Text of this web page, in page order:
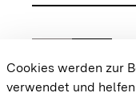
Zur chevron_rightZur
Cookies werden zur
verwendet und